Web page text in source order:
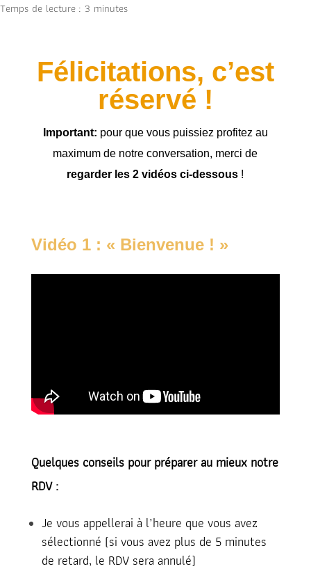
Temps de lecture : 3 minutes
Félicitations, c’est
réservé !
Important: pour que vous puissiez profitez au
maximum de notre conversation, merci de
regarder les 2 vidéos ci-dessous !
Vidéo 1 : « Bienvenue ! »
Quelques conseils pour préparer au mieux notre
RDV :
Je vous appellerai à l’heure que vous avez
sélectionné (si vous avez plus de 5 minutes
de retard, le RDV sera annulé)